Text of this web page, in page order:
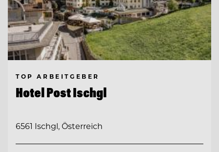
TOP ARBEITGEBER
Hotel Post Ischgl
6561 Ischgl, Österreich